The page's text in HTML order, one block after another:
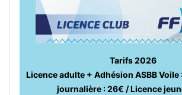
Tarifs 2026
Licence adulte + Adhésion ASBB
journalière : 26€ / Licence